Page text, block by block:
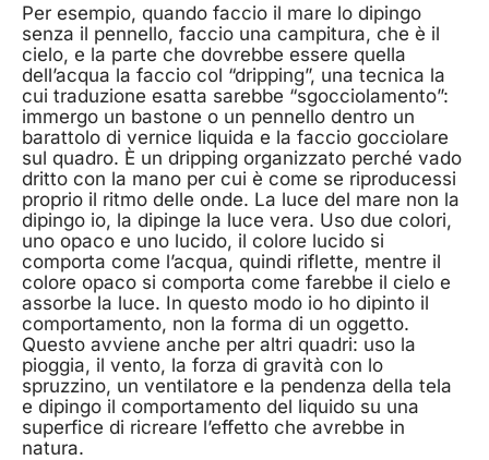
Per esempio, quando faccio il mare lo dipingo
senza il pennello, faccio una campitura, che è il
cielo, e la parte che dovrebbe essere quella
dell’acqua la faccio col “dripping”, una tecnica la
cui traduzione esatta sarebbe “sgocciolamento”:
immergo un bastone o un pennello dentro un
barattolo di vernice liquida e la faccio gocciolare
sul quadro. È un dripping organizzato perché vado
dritto con la mano per cui è come se riproducessi
proprio il ritmo delle onde. La luce del mare non la
dipingo io, la dipinge la luce vera. Uso due colori,
uno opaco e uno lucido, il colore lucido si
comporta come l’acqua, quindi riflette, mentre il
colore opaco si comporta come farebbe il cielo e
assorbe la luce. In questo modo io ho dipinto il
comportamento, non la forma di un oggetto.
Questo avviene anche per altri quadri: uso la
pioggia, il vento, la forza di gravità con lo
spruzzino, un ventilatore e la pendenza della tela
e dipingo il comportamento del liquido su una
superfice di ricreare l’effetto che avrebbe in
natura.